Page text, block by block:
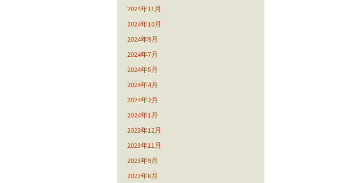
2024年11月
2024年10月
2024年9月
2024年7月
2024年5月
2024年4月
2024年2月
2024年1月
2023年12月
2023年11月
2023年9月
2023年8月